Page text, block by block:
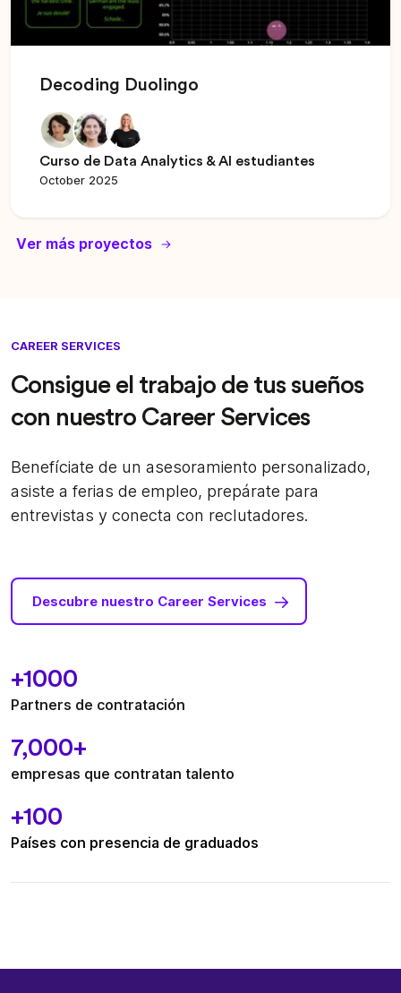
Decoding Duolingo
Curso de Data Analytics & AI estudiantes
October 2025
Ver más proyectos
CAREER SERVICES
Consigue el trabajo de tus sueños
con nuestro Career Services
Benefíciate de un asesoramiento personalizado,
asiste a ferias de empleo, prepárate para
entrevistas y conecta con reclutadores.
Descubre nuestro Career Services
+1000
Partners de contratación
7,000+
empresas que contratan talento
+100
Países con presencia de graduados